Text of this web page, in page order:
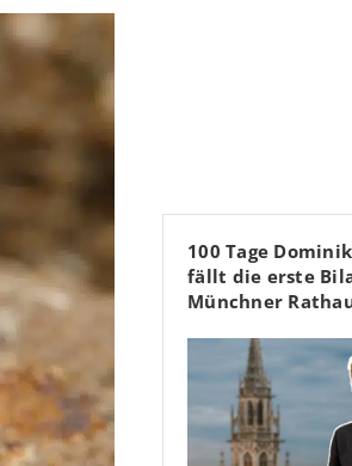
100 Tage
fällt die erste
Münchner